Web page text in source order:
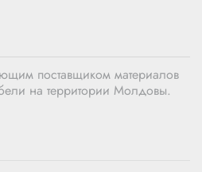
поставщиком материалов
на территории Молдовы.